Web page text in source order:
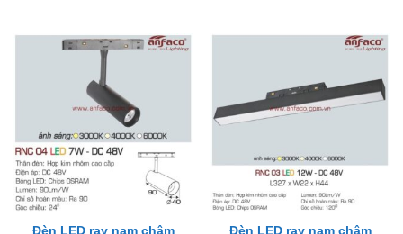
Đèn LED ray nam châm
Đèn LED ray nam châm